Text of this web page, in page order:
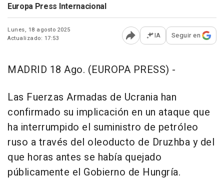
Europa Press Internacional
Lunes, 18 agosto 2025
Actualizado: 17:53
Abrir opciones para
IA Seguir en
MADRID 18 Ago. (EUROPA PRESS) -
Las Fuerzas Armadas de Ucrania han
confirmado su implicación en un ataque que
ha interrumpido el suministro de petróleo
ruso a través del oleoducto de Druzhba y del
que horas antes se había quejado
públicamente el Gobierno de Hungría.